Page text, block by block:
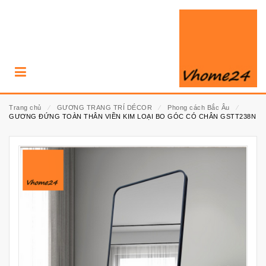
Trang chủ ⁄ GƯƠNG TRANG TRÍ DÉCOR ⁄ Phong cách Bắc Âu
⁄
GƯƠNG ĐỨNG TOÀN THÂN VIỀN KIM LOẠI BO GÓC CÓ CHÂN GSTT238N